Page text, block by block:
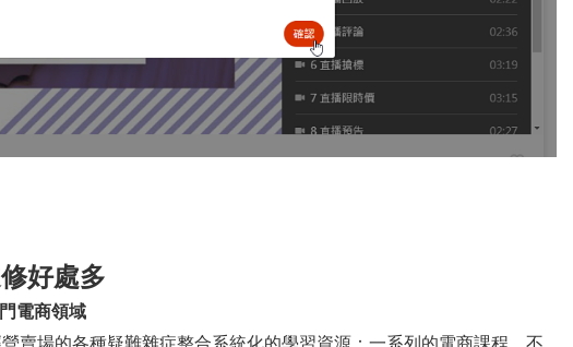
好處多
電商領域
賣場的各種疑難雜症整合系統化的學習資源：一系列的電商課程、不